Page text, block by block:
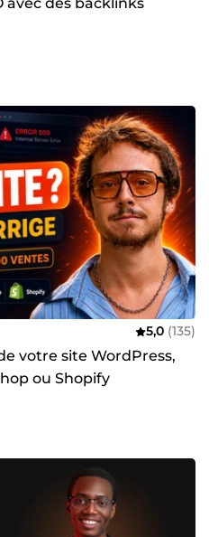
avec des backlinks
5,0 (135)
votre site WordPress,
ou Shopify